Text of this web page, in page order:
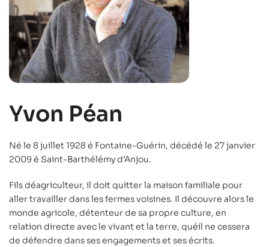
Yvon Péan
Né le 8 juillet 1928 é Fontaine-Guérin, décédé le 27 janvier
2009 é Saint-Barthélémy d’Anjou.
Fils déagriculteur, il doit quitter la maison familiale pour
aller travailler dans les fermes voisines. Il découvre alors le
monde agricole, détenteur de sa propre culture, en
relation directe avec le vivant et la terre, quéil ne cessera
de défendre dans ses engagements et ses écrits.